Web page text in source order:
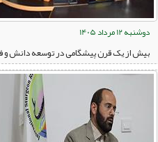
دوشنبه 12 مرداد 1405
بیش از یک قرن پیشگامی در توسعه دانش و